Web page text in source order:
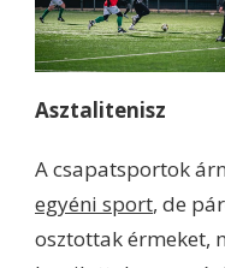
Asztalitenisz
A csapatsportok
egyéni sport, de
osztottak érmeket,